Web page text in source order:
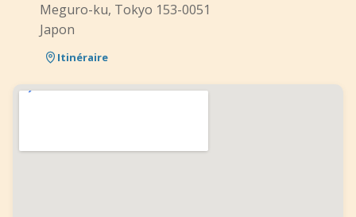
Meguro-ku, Tokyo 153-0051
Japon
Itinéraire